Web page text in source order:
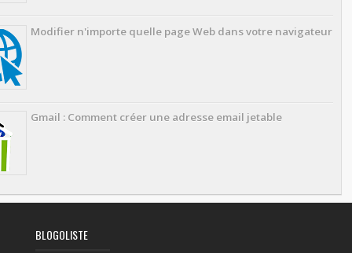
Modifier n'importe quelle page Web dans votre navigateur
Gmail : Comment créer une adresse email jetable
BLOGOLISTE